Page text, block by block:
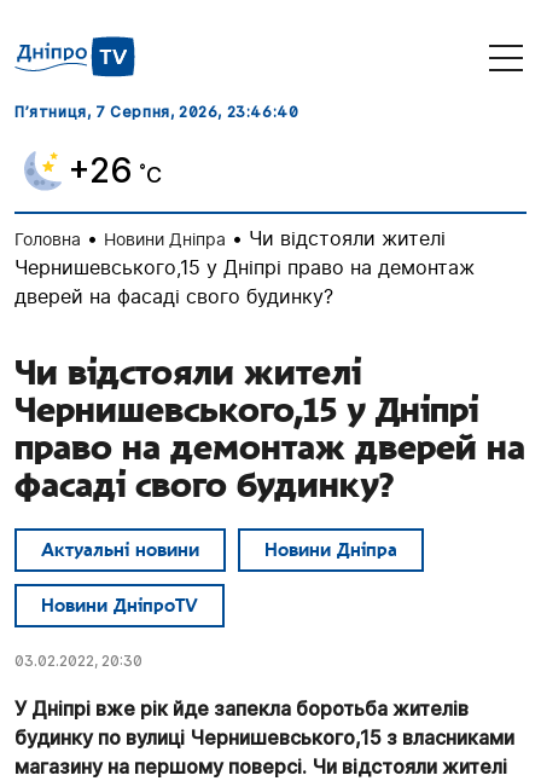
П’ятниця, 7 Серпня, 2026, 23:46:41
+26 ˚C
Головна • Новини Дніпра • Чи відстояли жителі
Чернишевського,15 у Дніпрі право на демонтаж
дверей на фасаді свого будинку?
Чи відстояли жителі
Чернишевського,15 у Дніпрі
право на демонтаж дверей на
фасаді свого будинку?
Актуальні новини Новини Дніпра
Новини ДніпроTV
03.02.2022, 20:30
У Дніпрі вже рік йде запекла боротьба жителів
будинку по вулиці Чернишевського,15 з власниками
магазину на першому поверсі. Чи відстояли жителі